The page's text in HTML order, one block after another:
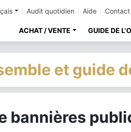
Audit quotidien Aide Contact
ACHAT / VENTE GUIDE DE
et guide
bannières